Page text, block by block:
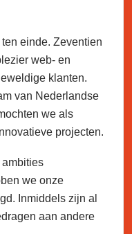
einde. Zeventien
web- en
klanten.
van Nederlandse
we als
projecten.
we onze
Inmiddels zijn al
aan andere